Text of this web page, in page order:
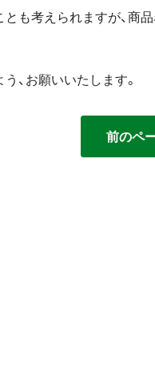
も考えられますが、商
、お願いいたします。